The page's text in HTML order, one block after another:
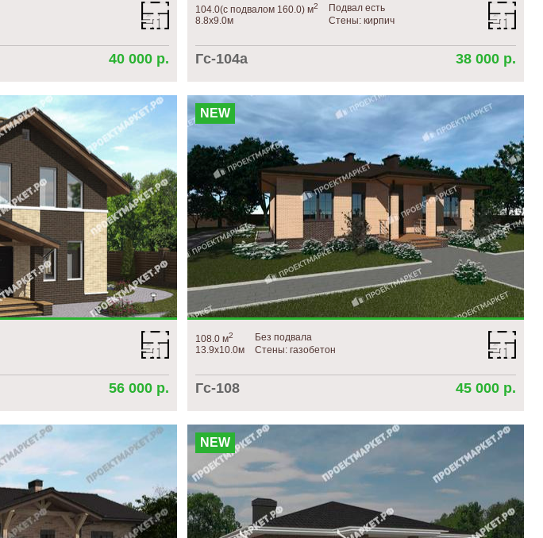
40 000 р.
104.0(с подвалом 160.0) м2
8.8х9.0м
Подвал есть
Стены: кирпич
Гс-104а 38 000 р.
56 000 р.
NEW
108.0 м2
13.9х10.0м
Без подвала
Стены: газобетон
Гс-108 45 000 р.
NEW